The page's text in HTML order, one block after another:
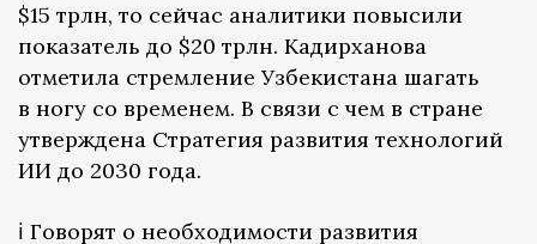
$15 трлн, то сейчас аналитики повысили
показатель до $20 трлн. Кадирханова
отметила стремление Узбекистана шагать
в ногу со временем. В связи с чем в стране
утверждена Стратегия развития технологий
ИИ до 2030 года.
ℹ️ Говорят о необходимости развития